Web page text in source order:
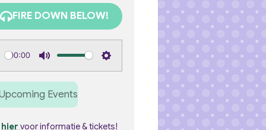
FIRE DOWN BELOW!
00:00
M
u
t
S
Events
hier voor informatie & tickets!